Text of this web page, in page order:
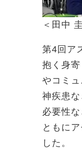
＜田中
第4回ア
抱く身
やコミ
神疾患
必要性
ともに
した。